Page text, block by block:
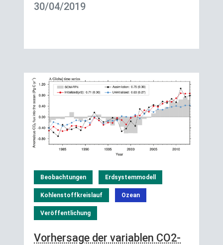
30/04/2019
Beobachtungen Erdsystemmodell
Kohlenstoffkreislauf Ozean
Veröffentlichung
Vorhersage der variablen CO2-